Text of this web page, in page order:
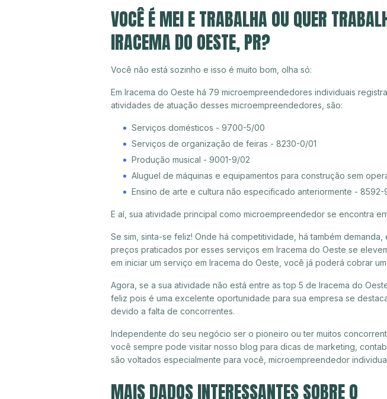
VOCÊ É MEI E TRABALHA OU QUER
IRACEMA DO OESTE, PR?
Você não está sozinho e isso é muito bom, olha só:
Em Iracema do Oeste há 79 microempreendedores individuais
atividades de atuação desses microempreendedores, são:
Serviços domésticos - 9700-5/00
Serviços de organização de feiras - 8230-0/01
Produção musical - 9001-9/02
Aluguel de máquinas e equipamentos para construção sem
Ensino de arte e cultura não especificado anteriormente - 8592-
E aí, sua atividade principal como microempreendedor se encontra
Se sim, sinta-se feliz! Onde há competitividade, há também
preços praticados por esses serviços em Iracema do Oeste se
em iniciar um serviço em Iracema do Oeste, você já poderá cobrar
Agora, se a sua atividade não está entre as top 5 de Iracema do
feliz pois é uma excelente oportunidade para sua empresa se
devido a falta de concorrentes.
Independente do seu negócio ser o pioneiro ou ter muitos
você sempre pode visitar nosso blog para dicas de marketing,
são voltados especialmente para você, microempreendedor
MAIS DADOS INTERESSANTES SOBRE O